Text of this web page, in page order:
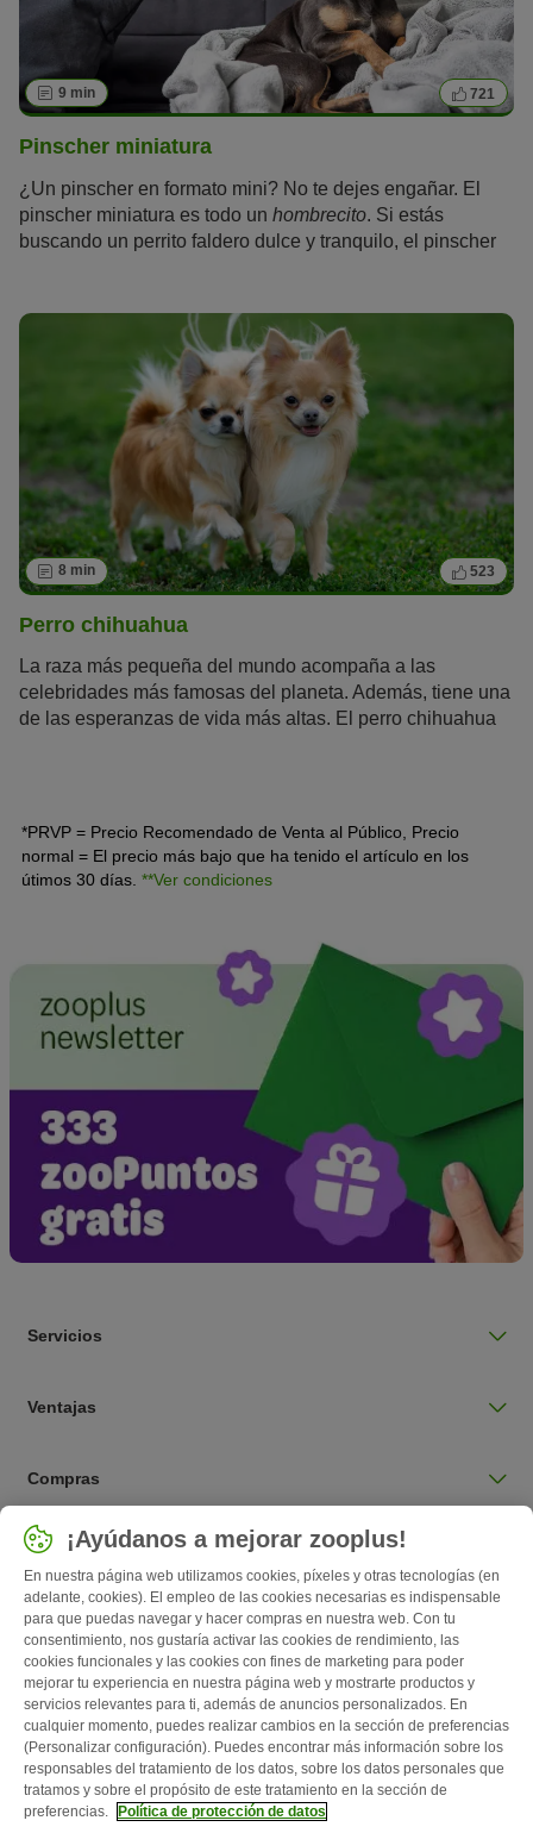
9 min 721
Pinscher miniatura
¿Un pinscher en formato mini? No te dejes engañar. El
pinscher miniatura es todo un hombrecito. Si estás
buscando un perrito faldero dulce y tranquilo, el pinscher
cuidador siempre al trote.
8 min 523
Perro chihuahua
La raza más pequeña del mundo acompaña a las
celebridades más famosas del planeta. Además, tiene una
de las esperanzas de vida más altas. El perro chihuahua
*PRVP = Precio Recomendado de Venta al Público, Precio
normal = El precio más bajo que ha tenido el artículo en los
útimos 30 días. **Ver condiciones
Servicios
Ventajas
Compras
Seleccionar país
España / ES
Follow zooplus
¡Ayúdanos a mejorar zooplus!
En nuestra página web utilizamos cookies, píxeles y otras tecnologías (en
adelante, cookies). El empleo de las cookies necesarias es indispensable
para que puedas navegar y hacer compras en nuestra web. Con tu
consentimiento, nos gustaría activar las cookies de rendimiento, las
cookies funcionales y las cookies con fines de marketing para poder
mejorar tu experiencia en nuestra página web y mostrarte productos y
servicios relevantes para ti, además de anuncios personalizados. En
cualquier momento, puedes realizar cambios en la sección de preferencias
(Personalizar configuración). Puedes encontrar más información sobre los
responsables del tratamiento de los datos, sobre los datos personales que
tratamos y sobre el propósito de este tratamiento en la sección de
preferencias.
Política de protección de datos